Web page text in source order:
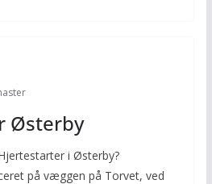
Østerby
i Østerby?
på væggen på Torvet, ved